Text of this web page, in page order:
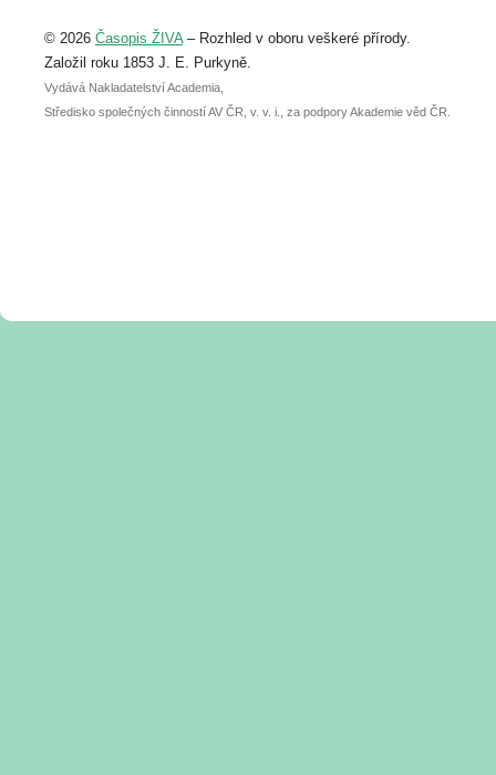
abstraktu přihlášené přednášky nebo
posteru je už 30. června.
© 2026 Časopis ŽIVA– Rozhled v oboru veškeré přírody.
Založil roku 1853 J. E. Purkyně.
Vydává Nakladatelství Academia,
Středisko společných činností AV ČR, v. v. i., za podpory Akademie věd ČR.